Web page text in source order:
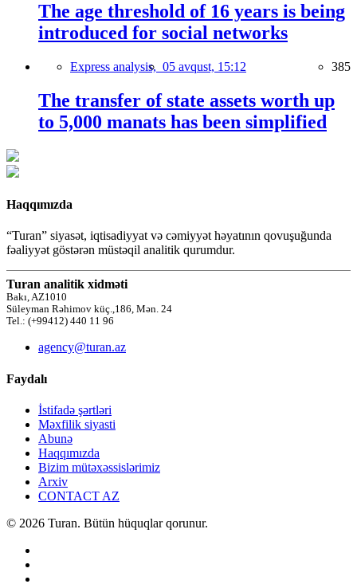
The age threshold of 16 years is being
introduced for social networks
Express analysis, 05 avqust, 15:12 385
The transfer of state assets worth up
to 5,000 manats has been simplified
Haqqımızda
“Turan” siyasət, iqtisadiyyat və cəmiyyət həyatının qovuşuğunda
fəaliyyət göstərən müstəqil analitik qurumdur.
Turan analitik xidməti
Bakı, AZ1010
Süleyman Rəhimov küç.,186, Mən. 24
Tel.: (+99412) 440 11 96
agency@turan.az
Faydalı
İstifadə şərtləri
Məxfilik siyasti
Abunə
Haqqımızda
Bizim mütəxəssislərimiz
Arxiv
CONTACT AZ
© 2026 Turan. Bütün hüquqlar qorunur.